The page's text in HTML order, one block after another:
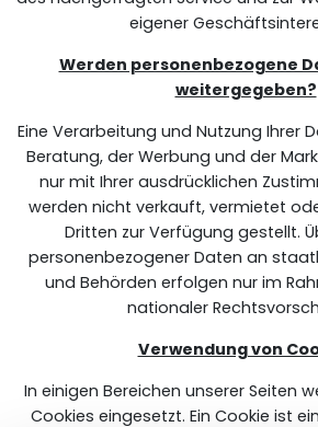
eigener
Werden personenbezogene
weitergegeben?
Eine Verarbeitung und Nutzung Ihrer
Beratung, der Werbung und der
nur mit Ihrer ausdrücklichen
werden nicht verkauft, vermietet
Dritten zur Verfügung gestellt.
personenbezogener Daten an
und Behörden erfolgen nur im
nationaler
Verwendung von
In einigen Bereichen unserer Seiten
Cookies eingesetzt. Ein Cookie ist